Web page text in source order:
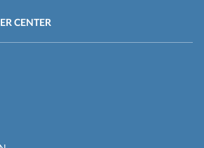
CENTER